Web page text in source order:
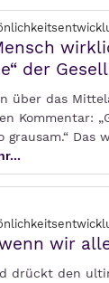
der
über das
Kommentar:
grausam.“
wir
drückt den